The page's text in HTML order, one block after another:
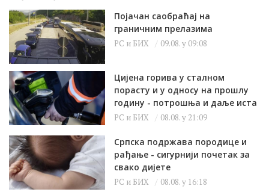
Појачан саобраћај на
граничним прелазима
РС и БИХ 09.08. у 09:08
Цијена горива у сталном
порасту и у односу на прошлу
годину - потрошња и даље иста
РС и БИХ 08.08. у 21:09
Српска подржава породице и
рађање - сигурнији почетак за
свако дијете
РС и БИХ 08.08. у 16:18